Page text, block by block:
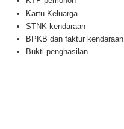
Kartu Keluarga
STNK kendaraan
BPKB dan faktur kendaraan
Bukti penghasilan